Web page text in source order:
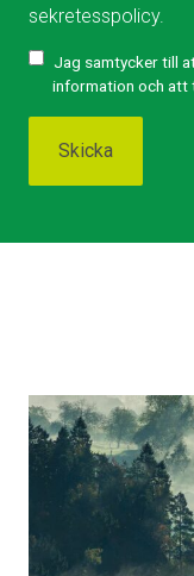
sekretesspolicy.
Jag samtycker till
information och att